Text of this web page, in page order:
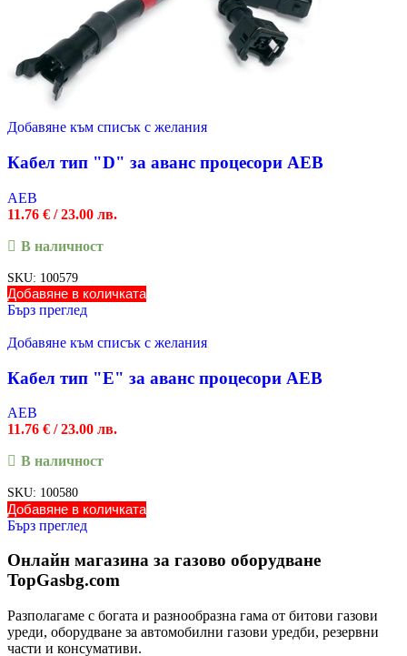
Добавяне към списък с желания
Кабел тип "D" за аванс процесори AEB
AEB
11.76 € / 23.00 лв.
В наличност
SKU: 100579
Добавяне в количката
Бърз преглед
Добавяне към списък с желания
Кабел тип "E" за аванс процесори AEB
AEB
11.76 € / 23.00 лв.
В наличност
SKU: 100580
Добавяне в количката
Бърз преглед
Онлайн магазина за газово оборудване
TopGasbg.com
Разполагаме с богата и разнообразна гама от битови газови
уреди, оборудване за автомобилни газови уредби, резервни
части и консумативи.